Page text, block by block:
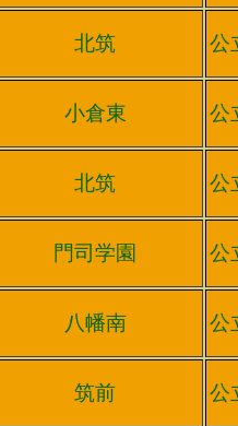
北筑 公
小倉東 公
北筑 公
門司学園 公
八幡南 公
筑前 公